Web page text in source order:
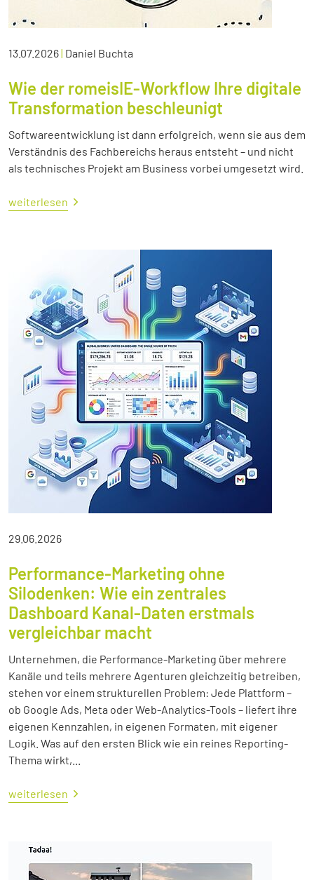
13.07.2026| Daniel Buchta
Wie der romeisIE-Workflow Ihre digitale
Transformation beschleunigt
Softwareentwicklung ist dann erfolgreich, wenn sie aus dem
Verständnis des Fachbereichs heraus entsteht – und nicht
als technisches Projekt am Business vorbei umgesetzt wird.
weiterlesen
29.06.2026
Performance-Marketing ohne
Silodenken: Wie ein zentrales
Dashboard Kanal-Daten erstmals
vergleichbar macht
Unternehmen, die Performance-Marketing über mehrere
Kanäle und teils mehrere Agenturen gleichzeitig betreiben,
stehen vor einem strukturellen Problem: Jede Plattform –
ob Google Ads, Meta oder Web-Analytics-Tools – liefert ihre
eigenen Kennzahlen, in eigenen Formaten, mit eigener
Logik. Was auf den ersten Blick wie ein reines Reporting-
Thema wirkt,...
weiterlesen